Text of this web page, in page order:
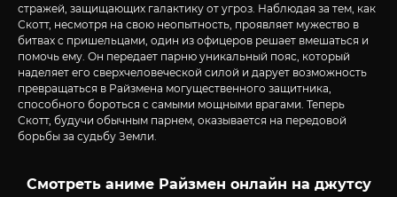
стражей, защищающих галактику от угроз. Наблюдая за тем, как
Скотт, несмотря на свою неопытность, проявляет мужество в
битвах с пришельцами, один из офицеров решает вмешаться и
помочь ему. Он передает парню уникальный пояс, который
наделяет его сверхчеловеческой силой и дарует возможность
превращаться в Райзмена могущественного защитника,
способного бороться с самыми мощными врагами. Теперь
Скотт, будучи обычным парнем, оказывается на передовой
борьбы за судьбу Земли.
Смотреть аниме Райзмен онлайн на джутсу